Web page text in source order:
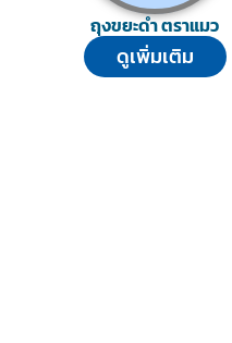
ถุงขยะดํา ตราแมว
ดูเพิ่มเติม